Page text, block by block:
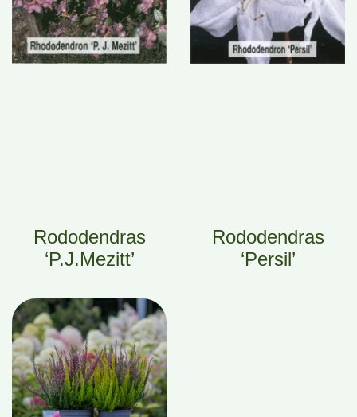
Rododendras
‘P.J.Mezitt’
Rododendras
‘Persil’